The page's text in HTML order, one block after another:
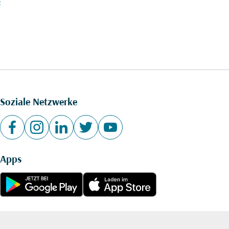
Soziale Netzwerke
Apps